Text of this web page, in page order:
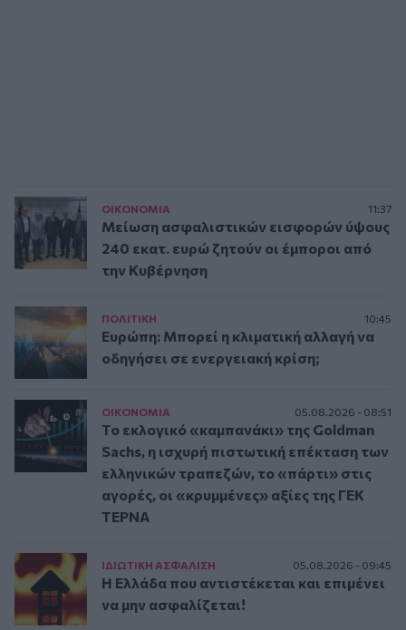
ΟΙΚΟΝΟΜΙΑ 11:37
Μείωση ασφαλιστικών εισφορών ύψους
240 εκατ. ευρώ ζητούν οι έμποροι από
την Κυβέρνηση
ΠΟΛΙΤΙΚΗ 10:45
Ευρώπη: Μπορεί η κλιματική αλλαγή να
οδηγήσει σε ενεργειακή κρίση;
ΟΙΚΟΝΟΜΙΑ 05.08.2026 - 08:51
Το εκλογικό «καμπανάκι» της Goldman
Sachs, η ισχυρή πιστωτική επέκταση των
ελληνικών τραπεζών, το «πάρτι» στις
αγορές, οι «κρυμμένες» αξίες της ΓΕΚ
ΤΕΡΝΑ
ΙΔΙΩΤΙΚΗ ΑΣΦAΛΙΣΗ 05.08.2026 - 09:45
Η Ελλάδα που αντιστέκεται και επιμένει
να μην ασφαλίζεται!